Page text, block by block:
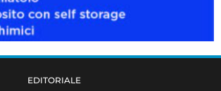
EDITORIALE